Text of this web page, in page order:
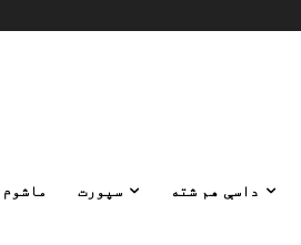
داسې هم شته سپورت ماشوم